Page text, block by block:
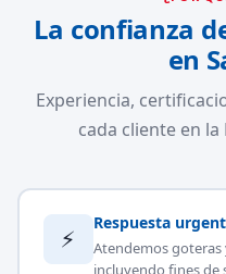
La confianza
en
Experiencia,
cada cliente en
⚡
Respuesta
Atendemos goteras
incluyendo fines de